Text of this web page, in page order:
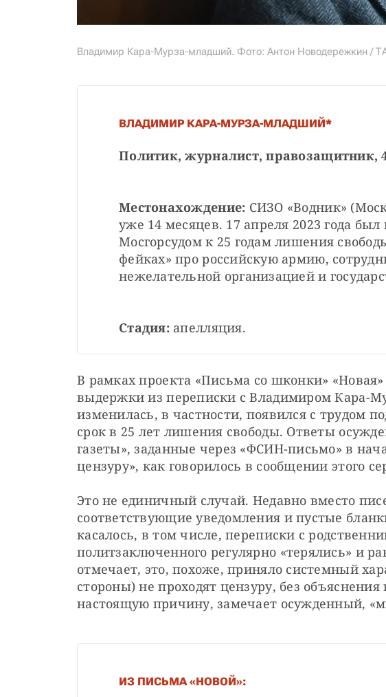
Владимир Кара-Мурза-младший. Фото: Антон Новодережкин /
ВЛАДИМИР КАРА-МУРЗА-МЛАДШИЙ*
Политик, журналист, правозащитник,
Местонахождение: СИЗО «Водник»
уже 14 месяцев. 17 апреля 2023 года был
Мосгорсудом к 25 годам лишения
фейках» про российскую армию,
нежелательной организацией и
Стадия: апелляция.
В рамках проекта «Письма со шконки»
выдержки из переписки с Владимиром Кара-
изменилась, в частности, появился с трудом
срок в 25 лет лишения свободы. Ответы
газеты», заданные через «ФСИН-письмо» в
цензуру», как говорилось в сообщении этого
Это не единичный случай. Недавно вместо
соответствующие уведомления и пустые
касалось, в том числе, переписки с
политзаключенного регулярно «терялись» и
отмечает, это, похоже, приняло системный
стороны) не проходят цензуру, без
настоящую причину, замечает осужденный,
ИЗ ПИСЬМА «НОВОЙ»: